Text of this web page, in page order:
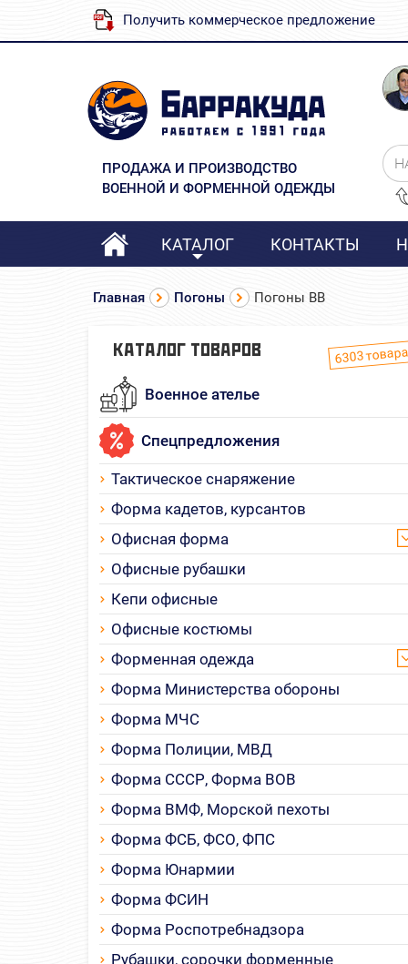
Получить коммерческое предложение
ПРОДАЖА И ПРОИЗВОДСТВО
ВОЕННОЙ И ФОРМЕННОЙ ОДЕЖДЫ
КАТАЛОГ КОНТАКТЫ
Главная Погоны Погоны ВВ
КАТАЛОГ ТОВАРОВ 6303
Военное ателье
Спецпредложения
Тактическое снаряжение
Форма кадетов, курсантов
Офисная форма
Офисные рубашки
Кепи офисные
Офисные костюмы
Форменная одежда
Форма Министерства обороны
Форма МЧС
Форма Полиции, МВД
Форма СССР, Форма ВОВ
Форма ВМФ, Морской пехоты
Форма ФСБ, ФСО, ФПС
Форма Юнармии
Форма ФСИН
Форма Роспотребнадзора
Рубашки, сорочки форменные